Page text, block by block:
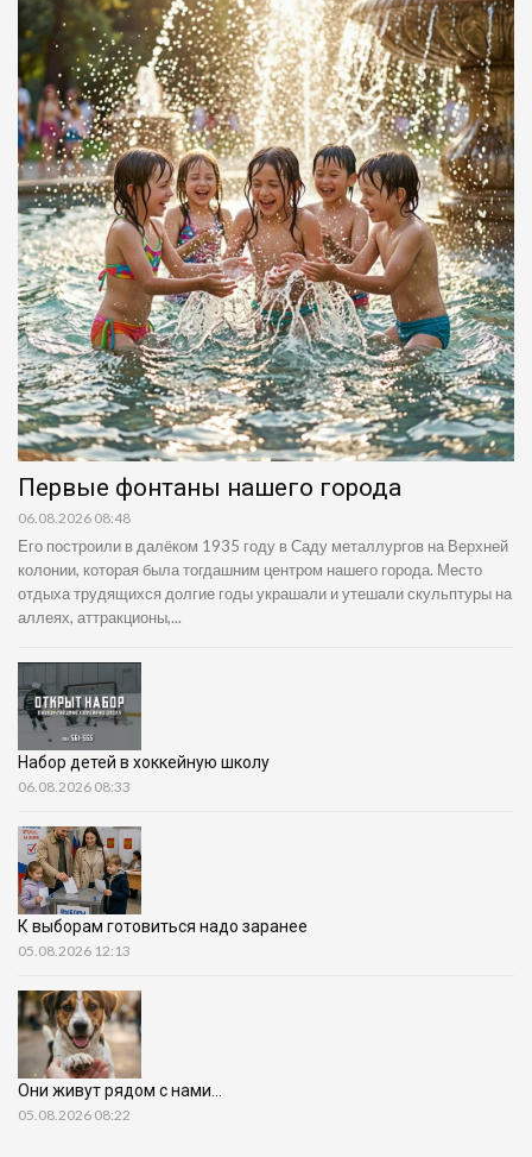
Первые фонтаны нашего города
06.08.2026 08:48
Его построили в далёком 1935 году в Саду металлургов на Верхней
колонии, которая была тогдашним центром нашего города. Место
отдыха трудящихся долгие годы украшали и утешали скульптуры на
аллеях, аттракционы,...
Набор детей в хоккейную школу
06.08.2026 08:33
К выборам готовиться надо заранее
05.08.2026 12:13
Они живут рядом с нами…
05.08.2026 08:22